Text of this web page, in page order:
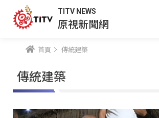
TITV NEWS
原視新聞網
首頁 傳統建築
傳統建築